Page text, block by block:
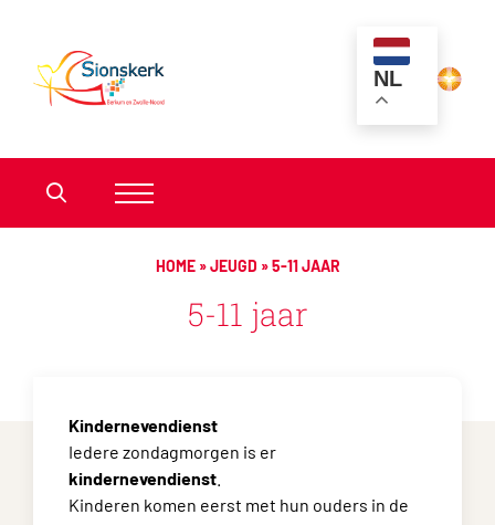
NL
HOME»JEUGD »5-11 JAAR
5-11 jaar
Kindernevendienst
Iedere zondagmorgen is er
kindernevendienst
Kinderen komen eerst met hun ouders in de